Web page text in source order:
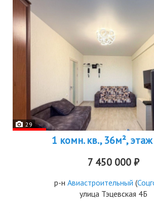
29
1 комн. кв., 36м²,
7 450 000 ₽
р-н Авиастроительный (
улица Тэцевская 4Б